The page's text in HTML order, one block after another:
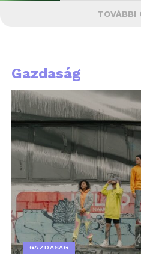
TOVÁBBI
Gazdaság
GAZDASÁG